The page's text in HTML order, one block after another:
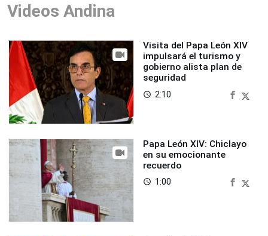
Videos Andina
Visita del Papa León XIV
impulsará el turismo y
gobierno alista plan de
seguridad
access_time 2:10
Papa León XIV: Chiclayo
en su emocionante
recuerdo
access_time 1:00